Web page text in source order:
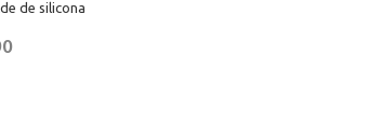
de silicona